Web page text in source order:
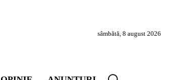
sâmbătă, 8 august 2026